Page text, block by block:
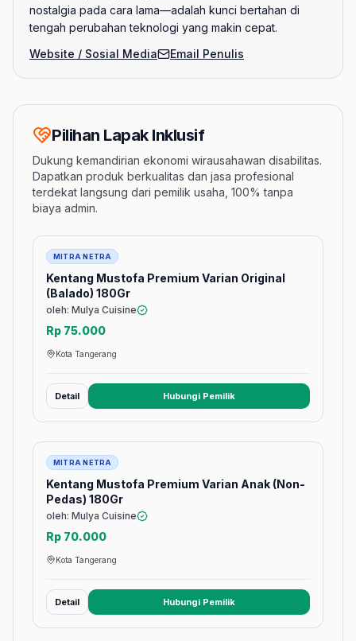
nostalgia pada cara lama—adalah kunci bertahan di
tengah perubahan teknologi yang makin cepat.
Website / Sosial Media
Email Penulis
Pilihan Lapak Inklusif
Dukung kemandirian ekonomi wirausahawan disabilitas.
Dapatkan produk berkualitas dan jasa profesional
terdekat langsung dari pemilik usaha, 100% tanpa
biaya admin.
Barang
MITRA NETRA
Kentang Mustofa Premium Varian Original
(Balado) 180Gr
oleh: Mulya Cuisine
Rp 75.000
Kota Tangerang
Detail Hubungi Pemilik(membuka tab baru)
Barang
MITRA NETRA
Kentang Mustofa Premium Varian Anak (Non-
Pedas) 180Gr
oleh: Mulya Cuisine
Rp 70.000
Kota Tangerang
Detail Hubungi Pemilik(membuka tab baru)